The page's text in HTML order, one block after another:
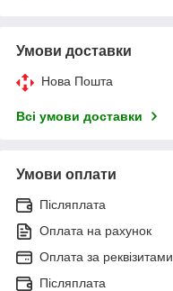
Умови доставки
Нова Пошта
Всі умови доставки
Умови оплати
Післяплата
Оплата на рахунок
Оплата за реквізитами
Післяплата